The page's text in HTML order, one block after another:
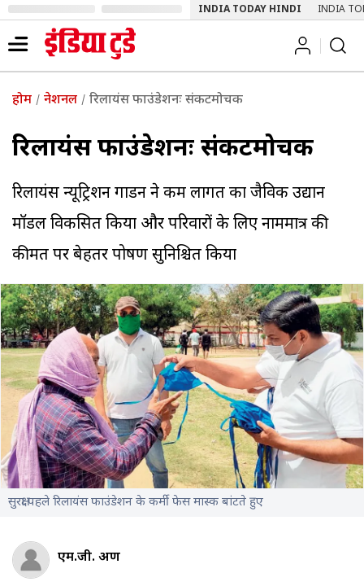
INDIA TODAY HINDI INDIA
होम नेशनल रिलायंस फाउंडेशनः संकटमोचक
रिलायंस फाउंडेशनः संकटमोचक
रिलायंस न्यूट्रिशन गार्डन ने कम लागत का जैविक उद्यान
मॉडल विकसित किया और परिवारों के लिए नाममात्र की
कीमत पर बेहतर पोषण सुनिश्चित किया
सुरक्षा पहले रिलायंस फाउंडेशन के कर्मी फेस मास्क बांटते हुए
एम.जी. अरुण